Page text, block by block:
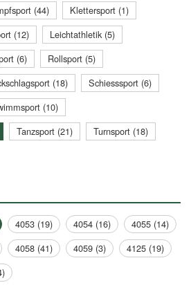
(44)
Klettersport (1)
(12)
Leichtathletik (5)
(6)
Rollsport (5)
(18)
Schiesssport (6)
(10)
Tanzsport (21)
Turnsport (18)
4053 (19) 4054 (16)
4055 (14)
4058 (41) 4059 (3)
4125 (19)